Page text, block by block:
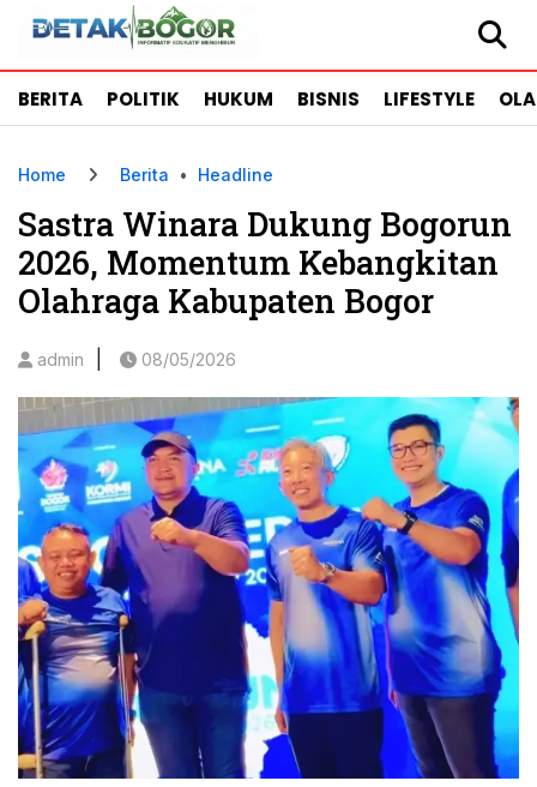
BERITA POLITIK HUKUM BISNIS LIFESTYLE
Home Berita • Headline
Sastra Winara Dukung Bogorun
2026, Momentum Kebangkitan
Olahraga Kabupaten Bogor
admin 08/05/2026